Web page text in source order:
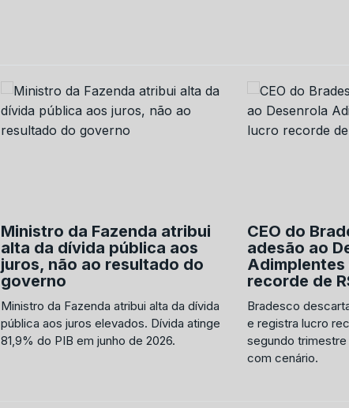
Ministro da Fazenda atribui
alta da dívida pública aos
juros, não ao resultado do
governo
Ministro da Fazenda atribui alta da dívida
pública aos juros elevados. Dívida atinge
81,9% do PIB em junho de 2026.
CEO do
adesão ao
recorde de
Bradesco
e registra lucro
segundo trimestre
com cenário.